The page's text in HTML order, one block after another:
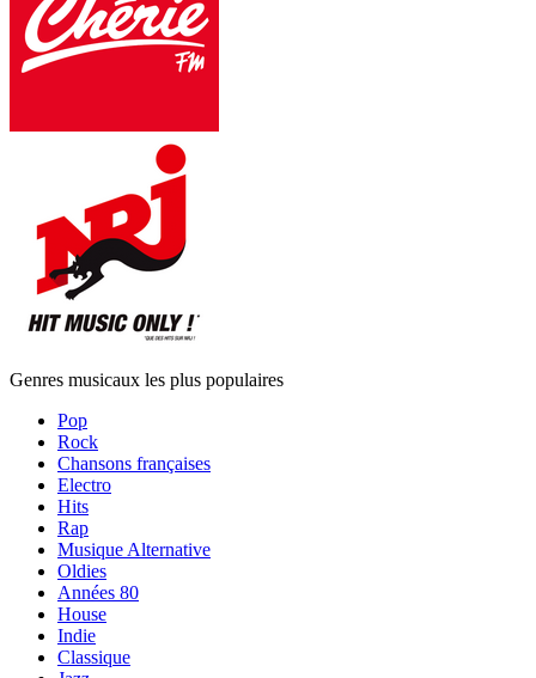
Genres musicaux les plus populaires
Pop
Rock
Chansons françaises
Electro
Hits
Rap
Musique Alternative
Oldies
Années 80
House
Indie
Classique